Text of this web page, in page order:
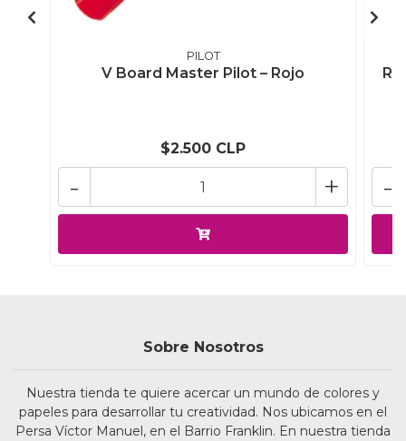
PILOT
V Board Master Pilot – Rojo
$2.500 CLP
+
- -
Sobre Nosotros
Nuestra tienda te quiere acercar un mundo de colores y
papeles para desarrollar tu creatividad. Nos ubicamos en el
Persa Víctor Manuel, en el Barrio Franklin. En nuestra tienda